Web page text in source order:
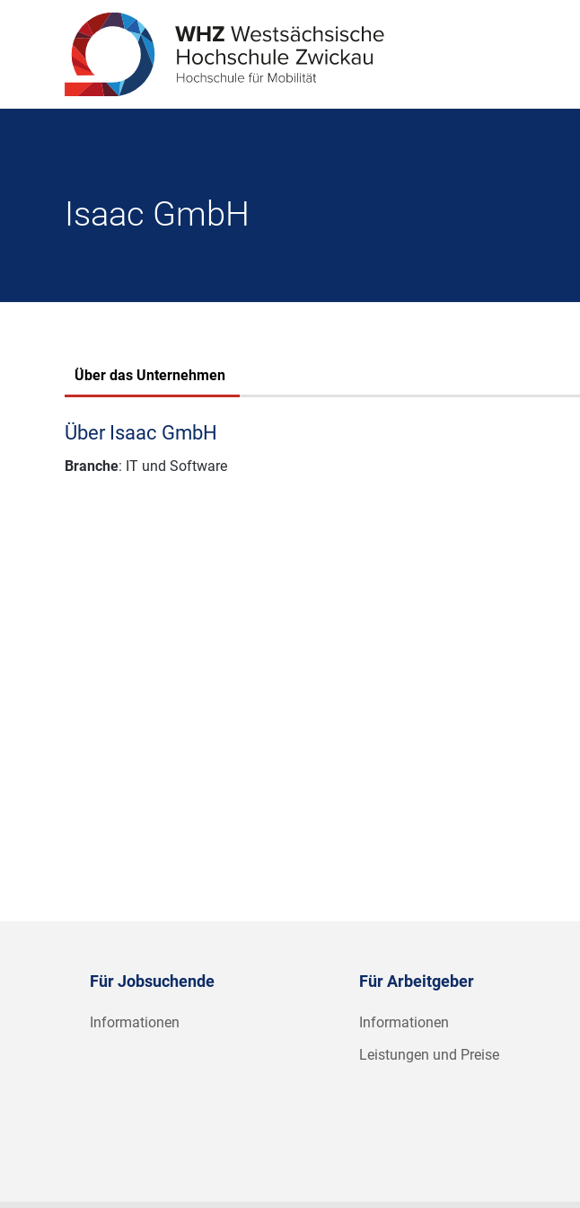
Isaac GmbH
Über das Unternehmen
Über Isaac GmbH
Branche: IT und Software
Für Jobsuchende
Informationen
Für Arbeitgeber
Informationen
Leistungen und Preise